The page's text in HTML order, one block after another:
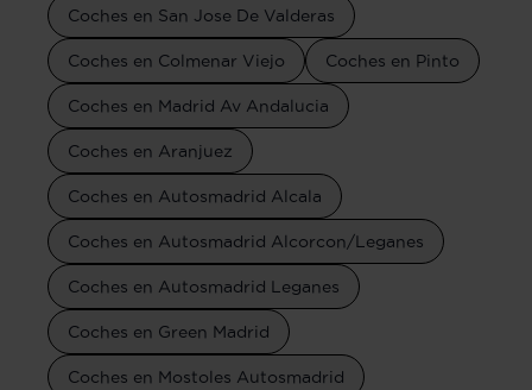
Coches en San Jose De Valderas
Coches en Colmenar Viejo Coches en Pinto
Coches en Madrid Av Andalucia
Coches en Aranjuez
Coches en Autosmadrid Alcala
Coches en Autosmadrid Alcorcon/Leganes
Coches en Autosmadrid Leganes
Coches en Green Madrid
Coches en Mostoles Autosmadrid